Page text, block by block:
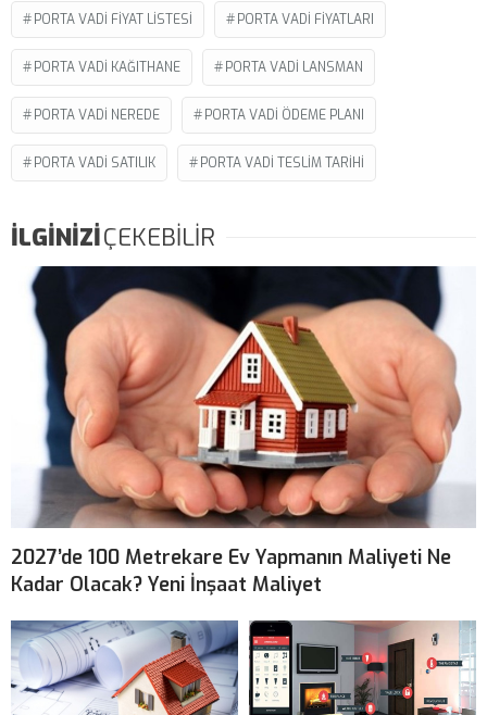
PORTA VADI FIYAT LISTESI PORTA VADI FIYATLARI
PORTA VADI KAĞITHANE PORTA VADI LANSMAN
PORTA VADI NEREDE PORTA VADI ÖDEME PLANI
PORTA VADI SATILIK PORTA VADI TESLIM TARIHI
İLGİNİZİÇEKEBİLİR
2027’de 100 Metrekare Ev Yapmanın Maliyeti Ne
Kadar Olacak? Yeni İnşaat Maliyet